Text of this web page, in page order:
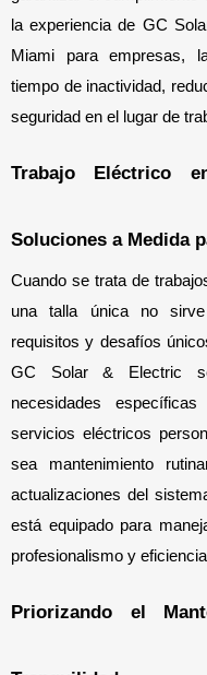
la experiencia de GC
Miami para empresas,
tiempo de inactividad,
seguridad en el lugar de
Trabajo Eléctrico
Soluciones a Medida
Cuando se trata de
una talla única no
requisitos y desafíos
GC Solar & Electric
necesidades
servicios eléctricos
sea mantenimiento
actualizaciones del
está equipado para
profesionalismo y
Priorizando el